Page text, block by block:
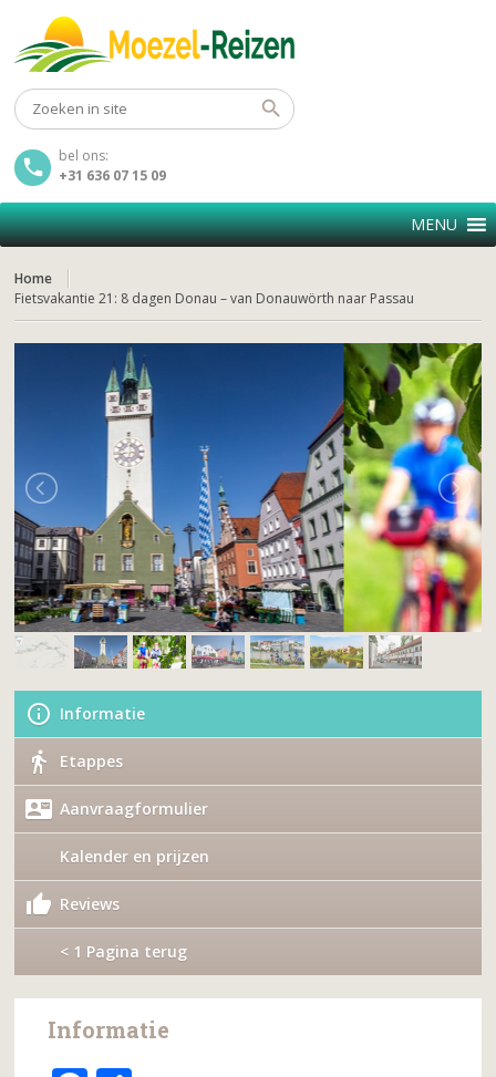
bel ons:
+31 636 07 15 09
MENU
Home
Fietsvakantie 21: 8 dagen Donau – van Donauwörth naar Passau
Informatie
Etappes
Aanvraagformulier
Kalender en prijzen
Reviews
< 1 Pagina terug
Informatie